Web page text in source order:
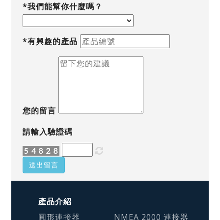
*我們能幫你什麼嗎？
*有興趣的產品
您的留言
請輸入驗證碼
送出留言
產品介紹
圓形連接器
NMEA 2000 連接器